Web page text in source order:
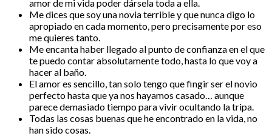
amor de mi vida poder dársela toda a ella.
Me dices que soy una novia terrible y que nunca digo lo
apropiado en cada momento, pero precisamente por eso
me quieres tanto.
Me encanta haber llegado al punto de confianza en el que
te puedo contar absolutamente todo, hasta lo que voy a
hacer al baño.
El amor es sencillo, tan solo tengo que fingir ser el novio
perfecto hasta que ya nos hayamos casado… aunque
parece demasiado tiempo para vivir ocultando la tripa.
Todas las cosas buenas que he encontrado en la vida, no
han sido cosas.